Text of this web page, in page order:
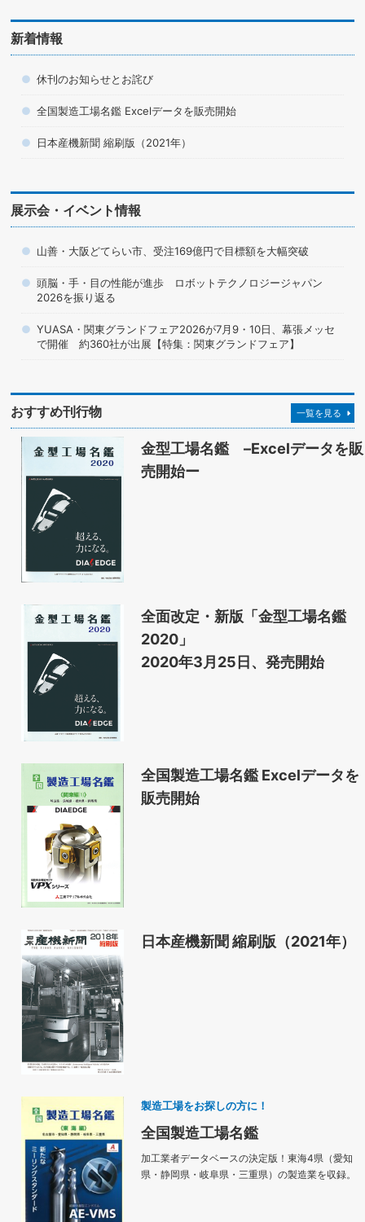
新着情報
休刊のお知らせとお詫び
全国製造工場名鑑 Excelデータを販売開始
日本産機新聞 縮刷版（2021年）
展示会・イベント情報
山善・大阪どてらい市、受注169億円で目標額を大幅突破
頭脳・手・目の性能が進歩 ロボットテクノロジージャパン
2026を振り返る
YUASA・関東グランドフェア2026が7月9・10日、幕張メッセ
で開催 約360社が出展【特集：関東グランドフェア】
おすすめ刊行物 一覧を見る
金型工場名鑑 –Excelデータを販
売開始ー
全面改定・新版「金型工場名鑑
2020」
2020年3月25日、発売開始
全国製造工場名鑑 Excelデータを
販売開始
日本産機新聞 縮刷版（2021年）
製造工場をお探しの方に！
全国製造工場名鑑
加工業者データベースの決定版！東海4県（愛知
県・静岡県・岐阜県・三重県）の製造業を収録。